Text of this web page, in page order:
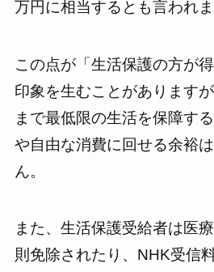
万円に相当するとも言われま
この点が「生活保護の方が
印象を生むことがあります
まで最低限の生活を保障す
や自由な消費に回せる余裕
ん。
また、生活保護受給者は医
則免除されたり、NHK受信